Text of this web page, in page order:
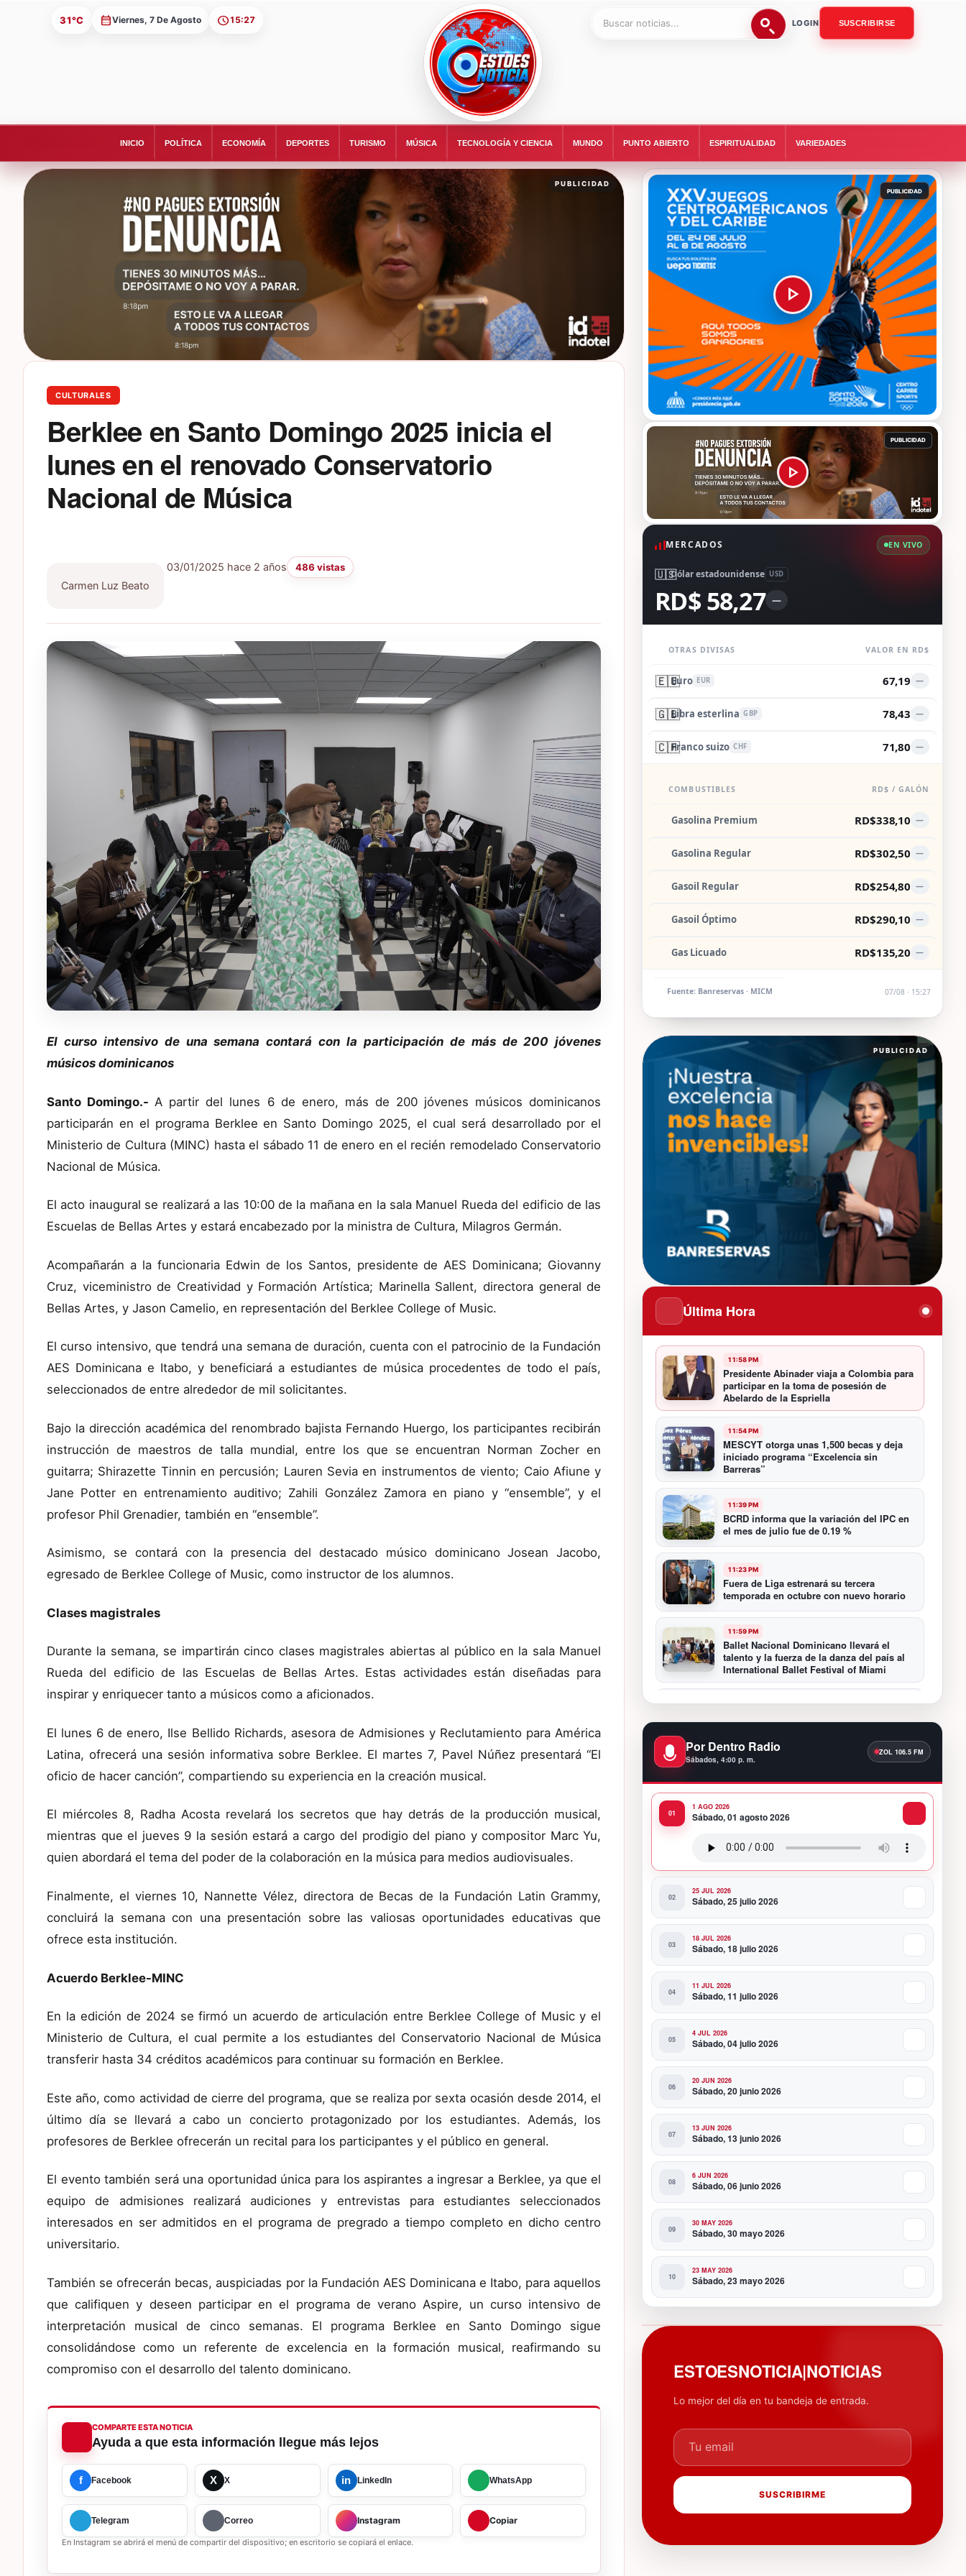
31°C Viernes, 7 De Agosto 15:27
ESTOESNOTICIA|NOTICIAS
Buscar: LOGIN SUSCRIBIRSE
INICIO POLÍTICA ECONOMÍA DEPORTES TURISMO MÚSICA TECNOLOGÍA Y CIENCIA MUNDO PUNTO ABIERTO ESPIRITUALIDAD VARIEDADES
PUBLICIDAD
CULTURALES
Berklee en Santo Domingo 2025 inicia el
lunes en el renovado Conservatorio
Nacional de Música
Carmen Luz Beato
03/01/2025 hace 2 años 486 vistas
El curso intensivo de una semana contará con la participación de más de 200 jóvenes
músicos dominicanos
Santo Domingo.- A partir del lunes 6 de enero, más de 200 jóvenes músicos dominicanos
participarán en el programa Berklee en Santo Domingo 2025, el cual será desarrollado por el
Ministerio de Cultura (MINC) hasta el sábado 11 de enero en el recién remodelado Conservatorio
Nacional de Música.
El acto inaugural se realizará a las 10:00 de la mañana en la sala Manuel Rueda del edificio de las
Escuelas de Bellas Artes y estará encabezado por la ministra de Cultura, Milagros Germán.
Acompañarán a la funcionaria Edwin de los Santos, presidente de AES Dominicana; Giovanny
Cruz, viceministro de Creatividad y Formación Artística; Marinella Sallent, directora general de
Bellas Artes, y Jason Camelio, en representación del Berklee College of Music.
El curso intensivo, que tendrá una semana de duración, cuenta con el patrocinio de la Fundación
AES Dominicana e Itabo, y beneficiará a estudiantes de música procedentes de todo el país,
seleccionados de entre alrededor de mil solicitantes.
Bajo la dirección académica del renombrado bajista Fernando Huergo, los participantes recibirán
instrucción de maestros de talla mundial, entre los que se encuentran Norman Zocher en
guitarra; Shirazette Tinnin en percusión; Lauren Sevia en instrumentos de viento; Caio Afiune y
Jane Potter en entrenamiento auditivo; Zahili González Zamora en piano y “ensemble”, y el
profesor Phil Grenadier, también en “ensemble”.
Asimismo, se contará con la presencia del destacado músico dominicano Josean Jacobo,
egresado de Berklee College of Music, como instructor de los alumnos.
Clases magistrales
Durante la semana, se impartirán cinco clases magistrales abiertas al público en la sala Manuel
Rueda del edificio de las Escuelas de Bellas Artes. Estas actividades están diseñadas para
inspirar y enriquecer tanto a músicos como a aficionados.
El lunes 6 de enero, Ilse Bellido Richards, asesora de Admisiones y Reclutamiento para América
Latina, ofrecerá una sesión informativa sobre Berklee. El martes 7, Pavel Núñez presentará “El
oficio de hacer canción”, compartiendo su experiencia en la creación musical.
El miércoles 8, Radha Acosta revelará los secretos que hay detrás de la producción musical,
mientras que el jueves 9 la sesión estará a cargo del prodigio del piano y compositor Marc Yu,
quien abordará el tema del poder de la colaboración en la música para medios audiovisuales.
Finalmente, el viernes 10, Nannette Vélez, directora de Becas de la Fundación Latin Grammy,
concluirá la semana con una presentación sobre las valiosas oportunidades educativas que
ofrece esta institución.
Acuerdo Berklee-MINC
En la edición de 2024 se firmó un acuerdo de articulación entre Berklee College of Music y el
Ministerio de Cultura, el cual permite a los estudiantes del Conservatorio Nacional de Música
transferir hasta 34 créditos académicos para continuar su formación en Berklee.
Este año, como actividad de cierre del programa, que se realiza por sexta ocasión desde 2014, el
último día se llevará a cabo un concierto protagonizado por los estudiantes. Además, los
profesores de Berklee ofrecerán un recital para los participantes y el público en general.
El evento también será una oportunidad única para los aspirantes a ingresar a Berklee, ya que el
equipo de admisiones realizará audiciones y entrevistas para estudiantes seleccionados
interesados en ser admitidos en el programa de pregrado a tiempo completo en dicho centro
universitario.
También se ofrecerán becas, auspiciadas por la Fundación AES Dominicana e Itabo, para aquellos
que califiquen y deseen participar en el programa de verano Aspire, un curso intensivo de
interpretación musical de cinco semanas. El programa Berklee en Santo Domingo sigue
consolidándose como un referente de excelencia en la formación musical, reafirmando su
compromiso con el desarrollo del talento dominicano.
COMPARTE ESTA NOTICIA
Ayuda a que esta información llegue más lejos
f Facebook X X in LinkedIn WhatsApp
Telegram Correo Instagram Copiar
En Instagram se abrirá el menú de compartir del dispositivo; en escritorio se copiará el enlace.
MERCADOS EN VIVO
🇺🇸Dólar estadounidense USD
RD$ 58,27 —
OTRAS DIVISAS VALOR EN RD$
🇪🇺Euro EUR 67,19 —
🇬🇧Libra esterlina GBP 78,43 —
🇨🇭Franco suizo CHF 71,80 —
COMBUSTIBLES RD$ / GALÓN
Gasolina Premium RD$338,10 —
Gasolina Regular RD$302,50 —
Gasoil Regular RD$254,80 —
Gasoil Óptimo RD$290,10 —
Gas Licuado RD$135,20 —
Fuente: Banreservas · MICM 07/08 · 15:27
PUBLICIDAD
Última Hora
11:58 PM
Presidente Abinader viaja a Colombia para
participar en la toma de posesión de
Abelardo de la Espriella
11:54 PM
MESCYT otorga unas 1,500 becas y deja
iniciado programa “Excelencia sin
Barreras”
11:39 PM
BCRD informa que la variación del IPC en
el mes de julio fue de 0.19 %
11:23 PM
Fuera de Liga estrenará su tercera
temporada en octubre con nuevo horario
11:59 PM
Ballet Nacional Dominicano llevará el
talento y la fuerza de la danza del país al
International Ballet Festival of Miami
11:55 PM
Hospiten Santo Domingo destaca el valor
Banreservas recibe nuevamente la máxima
calificación crediticia AAA.do de Moody’s
Local RD con perspectiva Estable
10:51 PM
Producciones Panda Rosa anuncia su
nueva puesta en escena: “PARADISO”
Por Dentro Radio
Sábados, 4:00 p. m.
1 AGO 2026
Sábado, 01 agosto 2026
25 JUL 2026
Sábado, 25 julio 2026
18 JUL 2026
Sábado, 18 julio 2026
11 JUL 2026
Sábado, 11 julio 2026
4 JUL 2026
Sábado, 04 julio 2026
20 JUN 2026
Sábado, 20 junio 2026
13 JUN 2026
Sábado, 13 junio 2026
6 JUN 2026
Sábado, 06 junio 2026
30 MAY 2026
Sábado, 30 mayo 2026
23 MAY 2026
Sábado, 23 mayo 2026
ESTOESNOTICIA|NOTICIAS
Lo mejor del día en tu bandeja de entrada.
Tu email
SUSCRIBIRME